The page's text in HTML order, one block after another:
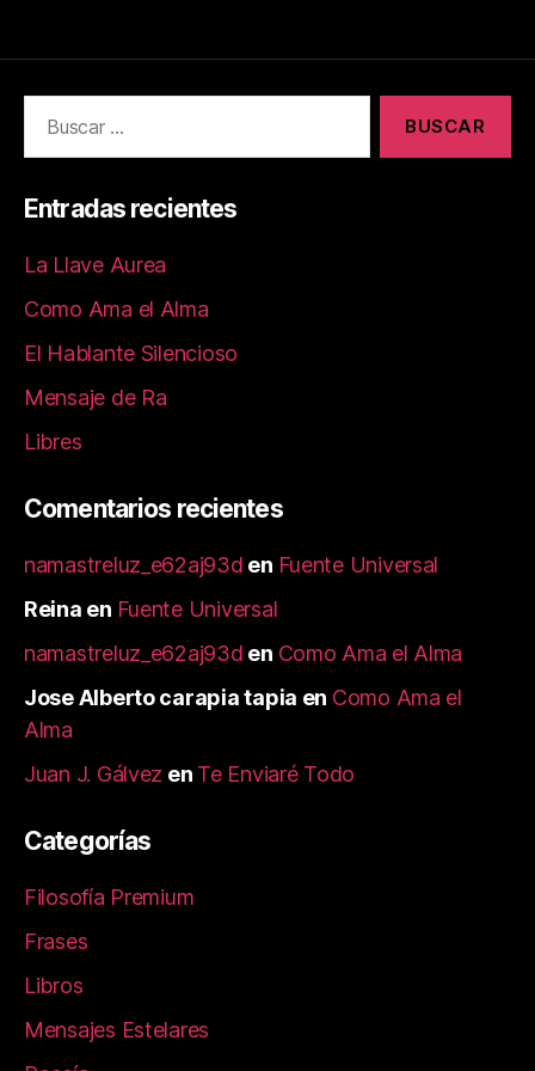
c
e
b
o
o
to
d
o
n
ai
l
m
p
rt
ir
Entradas recientes
La Llave Aurea
Como Ama el Alma
El Hablante Silencioso
Mensaje de Ra
Libres
Comentarios recientes
namastreluz_e62aj93d en Fuente Universal
Reina en Fuente Universal
namastreluz_e62aj93d en Como Ama el Alma
Jose Alberto carapia tapia en Como Ama el
Alma
Juan J. Gálvez en Te Enviaré Todo
Categorías
Filosofía Premium
Frases
Libros
Mensajes Estelares